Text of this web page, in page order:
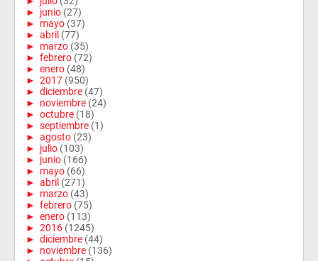
► junio (27)
► mayo (37)
► abril (77)
► marzo (35)
► febrero (72)
► enero (48)
► 2017 (950)
► diciembre (47)
► noviembre (24)
► octubre (18)
► septiembre (1)
► agosto (23)
► julio (103)
► junio (166)
► mayo (66)
► abril (271)
► marzo (43)
► febrero (75)
► enero (113)
► 2016 (1245)
► diciembre (44)
► noviembre (136)